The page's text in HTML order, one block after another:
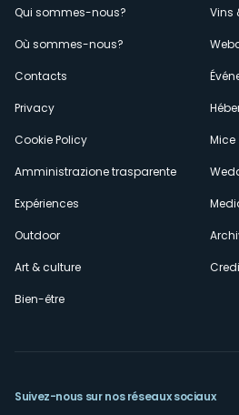
Menù
secondario
Qui sommes-nous?
Où sommes-nous?
Contacts
Privacy
Cookie Policy
Amministrazione trasparente
Expériences
Outdoor
Art & culture
Bien-être
Vins
Mice
Suivez-nous sur nos réseaux sociaux